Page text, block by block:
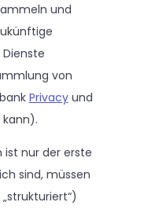
und
von
Privacyund
ist nur der erste
sind, müssen